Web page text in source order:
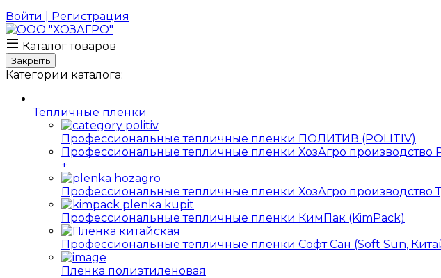
Войти | Регистрация
Каталог товаров
Закрыть
Категории каталога:
Тепличные пленки
Профессиональные тепличные пленки ПОЛИТИВ (POLITIV)
Профессиональные тепличные пленки ХозАгро производство
+
Профессиональные тепличные пленки ХозАгро производство
Профессиональные тепличные пленки КимПак (KimPack)
Профессиональные тепличные пленки Софт Сан (Soft Sun,
Пленка полиэтиленовая